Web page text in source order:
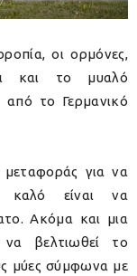
οι ορμόνες,
και το μυαλό
από το Γερμανικό
μεταφοράς για να
καλό είναι να
Ακόμα και μια
βελτιωθεί το
μύες σύμφωνα με